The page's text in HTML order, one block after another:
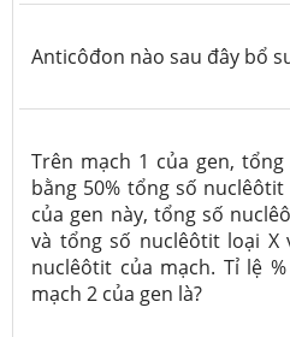
Anticôđon nào sau đây bổ
Trên mạch 1 của gen,
bằng 50% tổng số
của gen này, tổng số
và tổng số nuclêôtit loại X
nuclêôtit của mạch. Tỉ lệ
mạch 2 của gen là?